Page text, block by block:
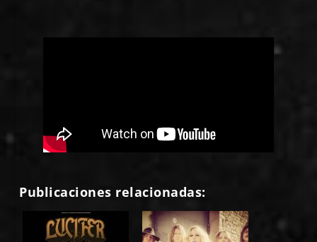
Publicaciones relacionadas: